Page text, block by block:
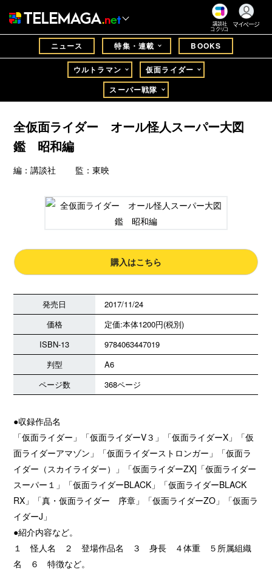
講談社
コクリコ
マイページ
ニュース 特集・連載 BOOKS
ウルトラマン
仮面ライダー
スーパー戦隊
全仮面ライダー オール怪人スーパー大図
鑑 昭和編
編：講談社 監：東映
購入はこちら
発売日
2017/11/24
価格
定価:本体1200円(税別)
ISBN-13
9784063447019
判型
A6
ページ数
368ページ
●収録作品名
「仮面ライダー」「仮面ライダーV３」「仮面ライダーX」「仮
面ライダーアマゾン」「仮面ライダーストロンガー」「仮面ラ
イダー（スカイライダー）」「仮面ライダーZX]「仮面ライダー
スーパー１」「仮面ライダーBLACK」「仮面ライダーBLACK
RX」「真・仮面ライダー 序章」「仮面ライダーZO」「仮面ラ
イダーJ」
●紹介内容など。
１ 怪人名 ２ 登場作品名 ３ 身長 ４体重 ５所属組織
名 ６ 特徴など。